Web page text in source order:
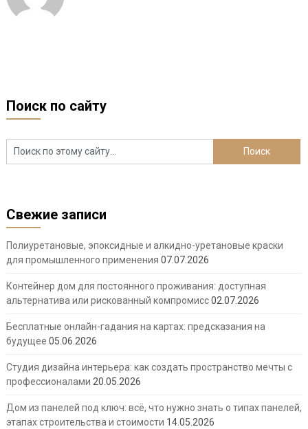
Поиск по сайту
Свежие записи
Полиуретановые, эпоксидные и алкидно-уретановые краски
для промышленного применения 07.07.2026
Контейнер дом для постоянного проживания: доступная
альтернатива или рискованный компромисс02.07.2026
Бесплатные онлайн-гадания на картах: предсказания на
будущее 05.06.2026
Студия дизайна интерьера: как создать пространство мечты с
профессионалами 20.05.2026
Дом из панелей под ключ: всё, что нужно знать о типах панелей,
этапах строительства и стоимости 14.05.2026